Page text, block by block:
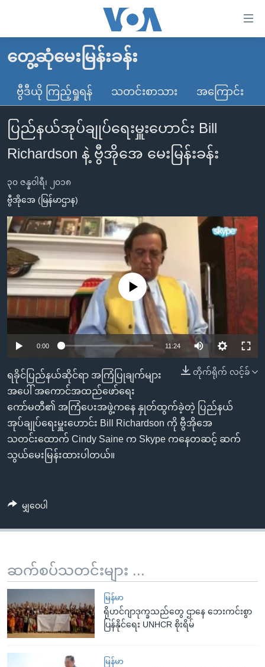
လွယ်ကူ
သည့်
Link
များ
ပင်မ
သို့
ကျော်
ကြည့်
ရန်
ပင်မ
အ
ညွန်း
စာမျက်နှာ
သို့
ကျော်
ကြည့်
ရှာဖွေ
ရန်
နေရာ
သို့
ကျော်
ရန်
မူလစာမျက်နှာ
မြန်မာ
ကမ္ဘာ့သတင်းများ
နိုင်ငံတကာ
အမေရိကန်
အစ္စရေး-ပါလက်စတိုင်း
ဗွီဒီယို
သတင်းလွတ်လပ်ခွင့်
ရပ်ဝန်းတခု လမ်းတခု အလွန်
အင်္ဂလိပ်စာလေ့လာမယ်
မကြေးမုံရဲ့ အင်္ဂလိပ်စာ
ရုပ်ရှင်ထဲက အင်္ဂလိပ်စာ
သုတပဒေသာ အင်္ဂလိပ်စာ
ရေဒီယို
တီဗွီ
ရေဒီယိုနှင့်ရုပ်သံ အချက်အလက်များ
ရေဒီယို/တီဗွီအစီအစဉ်
Learning English
ဗွီအိုအေ လူမှုကွန်ယက်များ
ဘာသာစကားများ
တွေ့ဆုံမေးမြန်းခန်း
ဗွီဒီယို ကြည့်ရှုရန် သတင်းစာသား အကြောင်း
ပြည်နယ်အုပ်ချုပ်ရေးမှူးဟောင်း Bill
Richardson နဲ့ ဗွီအိုအေ မေးမြန်းခန်း
၃၀ ဇန္နဝါရီ၊ ၂၀၁၈
ဗွီအိုအေ (မြန်မာဌာန)
No media source currently available
0:00 11:24
တိုက်ရိုက် လင့်ခ်
ရခိုင်ပြည်နယ်ဆိုင်ရာ အကြံပြုချက်များ
အပေါ် အကောင်အထည်ဖော်ရေး
ကော်မတီ၏ အကြံပေးအဖွဲ့ကနေ နှုတ်ထွက်ခဲ့တဲ့ ပြည်နယ်
အုပ်ချုပ်ရေးမှူးဟောင်း Bill Richardson ကို ဗွီအိုအေ
သတင်းထောက် Cindy Saine က Skype ကနေတဆင့် ဆက်
သွယ်မေးမြန်းထားပါတယ်။
မျှဝေပါ
ဆက်စပ်သတင်းများ ...
မြန်မာ
ရိုဟင်ဂျာဒုက္ခသည်တွေ ဌာနေ ဘေးကင်းစွာ
ပြန်နိုင်ရေး UNHCR စိုးရိမ်
မြန်မာ